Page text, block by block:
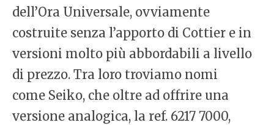
dell’Ora Universale, ovviamente
costruite senza l’apporto di Cottier e in
versioni molto più abbordabili a livello
di prezzo. Tra loro troviamo nomi
come Seiko, che oltre ad offrire una
versione analogica, la ref. 6217 7000,